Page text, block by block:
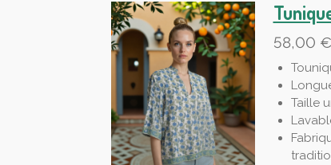
58,00 €
Taille